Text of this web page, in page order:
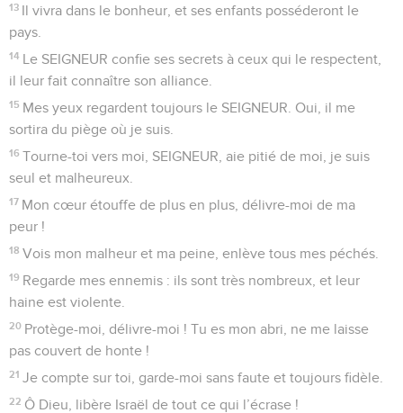
13 Il vivra dans le bonheur, et ses enfants posséderont le
pays.
14 Le SEIGNEUR confie ses secrets à ceux qui le respectent,
il leur fait connaître son alliance.
15 Mes yeux regardent toujours le SEIGNEUR. Oui, il me
sortira du piège où je suis.
16 Tourne-toi vers moi, SEIGNEUR, aie pitié de moi, je suis
seul et malheureux.
17 Mon cœur étouffe de plus en plus, délivre-moi de ma
peur !
18 Vois mon malheur et ma peine, enlève tous mes péchés.
19 Regarde mes ennemis : ils sont très nombreux, et leur
haine est violente.
20 Protège-moi, délivre-moi ! Tu es mon abri, ne me laisse
pas couvert de honte !
21 Je compte sur toi, garde-moi sans faute et toujours fidèle.
22 Ô Dieu, libère Israël de tout ce qui l’écrase !